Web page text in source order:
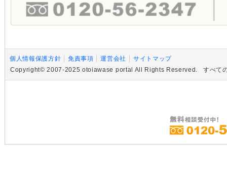
個人情報保護方針 免責事項 運営会社
サイトマップ
Copyright© 2007-2025 otoiawase portal All Rights Reserved. すべての